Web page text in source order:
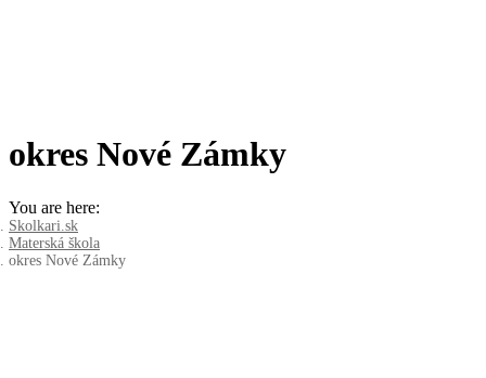
okres Nové Zámky
You are here:
Skolkari.sk
Materská škola
okres Nové Zámky